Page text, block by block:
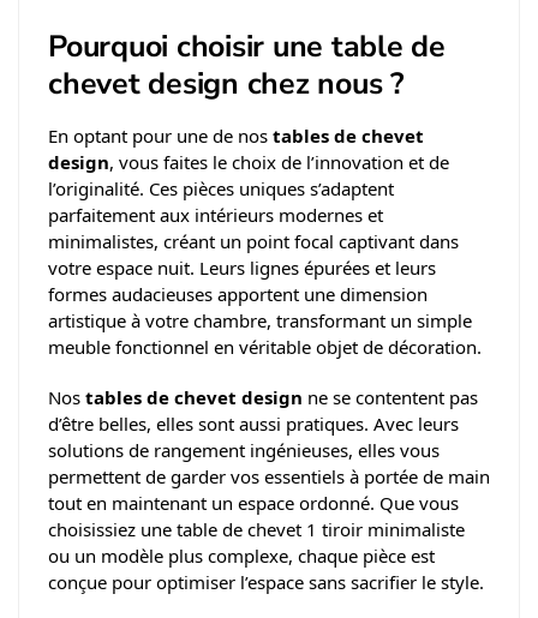
Pourquoi choisir une table de
chevet design chez nous ?
En optant pour une de nos tables de chevet
design, vous faites le choix de l’innovation et de
l’originalité. Ces pièces uniques s’adaptent
parfaitement aux intérieurs modernes et
minimalistes, créant un point focal captivant dans
votre espace nuit. Leurs lignes épurées et leurs
formes audacieuses apportent une dimension
artistique à votre chambre, transformant un simple
meuble fonctionnel en véritable objet de décoration.
Nos tables de chevet design ne se contentent pas
d’être belles, elles sont aussi pratiques. Avec leurs
solutions de rangement ingénieuses, elles vous
permettent de garder vos essentiels à portée de main
tout en maintenant un espace ordonné. Que vous
choisissiez une table de chevet 1 tiroir minimaliste
ou un modèle plus complexe, chaque pièce est
conçue pour optimiser l’espace sans sacrifier le style.